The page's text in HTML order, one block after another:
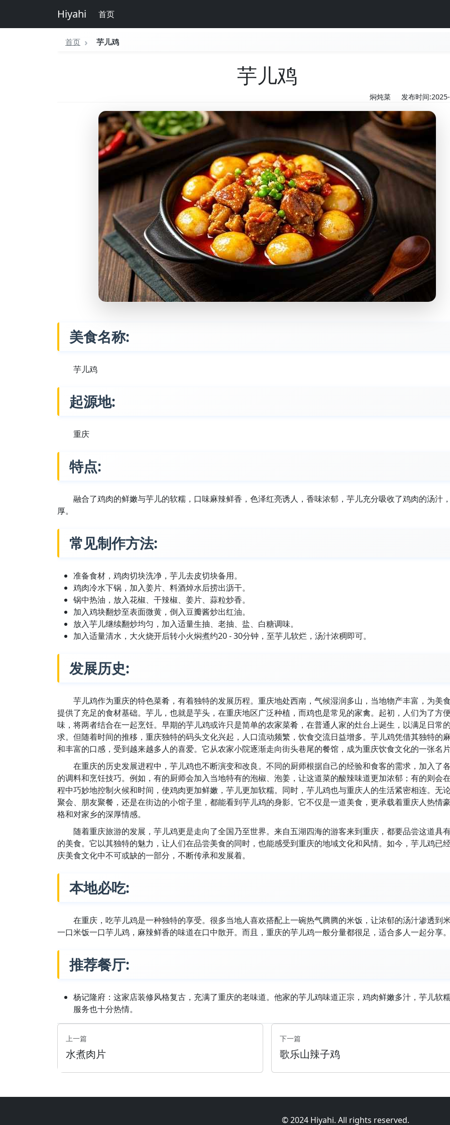
Hiyahi 首页
首页 芋儿鸡
芋儿鸡
焖炖菜 发布时间
美食名称:
芋儿鸡
起源地:
重庆
特点:
融合了鸡肉的鲜嫩与芋儿的软糯，口味麻辣鲜香，色泽红亮诱人，香味浓郁，芋儿充分吸收了鸡肉的汤汁
厚。
常见制作方法:
准备食材，鸡肉切块洗净，芋儿去皮切块备用。
鸡肉冷水下锅，加入姜片、料酒焯水后捞出沥干。
锅中热油，放入花椒、干辣椒、姜片、蒜粒炒香。
加入鸡块翻炒至表面微黄，倒入豆瓣酱炒出红油。
放入芋儿继续翻炒均匀，加入适量生抽、老抽、盐、白糖调味。
加入适量清水，大火烧开后转小火焖煮约20 - 30分钟，至芋儿软烂，汤汁浓稠即可。
发展历史:
芋儿鸡作为重庆的特色菜肴，有着独特的发展历程。重庆地处西南，气候湿润多山，当地物产丰富，为美
提供了充足的食材基础。芋儿，也就是芋头，在重庆地区广泛种植，而鸡也是常见的家禽。起初，人们为了方
味，将两者结合在一起烹饪。早期的芋儿鸡或许只是简单的农家菜肴，在普通人家的灶台上诞生，以满足日常
求。但随着时间的推移，重庆独特的码头文化兴起，人口流动频繁，饮食交流日益增多。芋儿鸡凭借其独特的
和丰富的口感，受到越来越多人的喜爱。它从农家小院逐渐走向街头巷尾的餐馆，成为重庆饮食文化的一张名
在重庆的历史发展进程中，芋儿鸡也不断演变和改良。不同的厨师根据自己的经验和食客的需求，加入了
的调料和烹饪技巧。例如，有的厨师会加入当地特有的泡椒、泡姜，让这道菜的酸辣味道更加浓郁；有的则会
程中巧妙地控制火候和时间，使鸡肉更加鲜嫩，芋儿更加软糯。同时，芋儿鸡也与重庆人的生活紧密相连。无
聚会、朋友聚餐，还是在街边的小馆子里，都能看到芋儿鸡的身影。它不仅是一道美食，更承载着重庆人热情
格和对家乡的深厚情感。
随着重庆旅游的发展，芋儿鸡更是走向了全国乃至世界。来自五湖四海的游客来到重庆，都要品尝这道具
的美食。它以其独特的魅力，让人们在品尝美食的同时，也能感受到重庆的地域文化和风情。如今，芋儿鸡已
庆美食文化中不可或缺的一部分，不断传承和发展着。
本地必吃:
在重庆，吃芋儿鸡是一种独特的享受。很多当地人喜欢搭配上一碗热气腾腾的米饭，让浓郁的汤汁渗透到
一口米饭一口芋儿鸡，麻辣鲜香的味道在口中散开。而且，重庆的芋儿鸡一般分量都很足，适合多人一起分享
推荐餐厅:
杨记隆府：这家店装修风格复古，充满了重庆的老味道。他家的芋儿鸡味道正宗，鸡肉鲜嫩多汁，芋儿软
服务也十分热情。
上一篇
水煮肉片
下一篇
歌乐山辣子鸡
© 2024 Hiyahi. All rights reserved.